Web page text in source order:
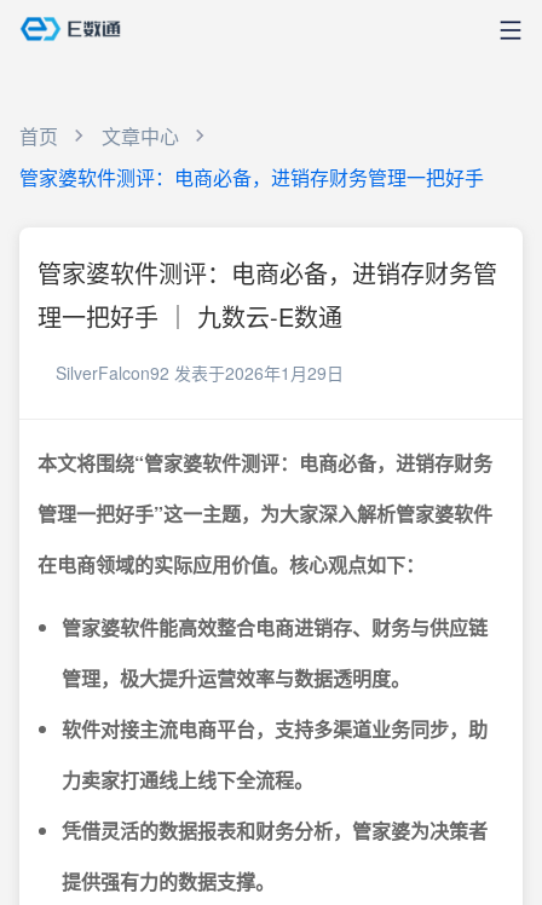
首页
文章中心
管家婆软件测评：电商必备，进销存财务管理一把好手
管家婆软件测评：电商必备，进销存财务管
理一把好手 ｜ 九数云-E数通
SilverFalcon92 发表于2026年1月29日
本文将围绕“管家婆软件测评：电商必备，进销存财务
管理一把好手”这一主题，为大家深入解析管家婆软件
在电商领域的实际应用价值。核心观点如下：
管家婆软件能高效整合电商进销存、财务与供应链
管理，极大提升运营效率与数据透明度。
软件对接主流电商平台，支持多渠道业务同步，助
力卖家打通线上线下全流程。
凭借灵活的数据报表和财务分析，管家婆为决策者
提供强有力的数据支撑。